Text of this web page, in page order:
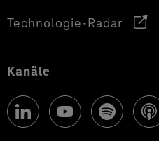
Technologie-Radar
Kanäle